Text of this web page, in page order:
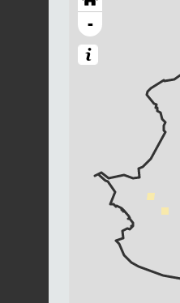
-